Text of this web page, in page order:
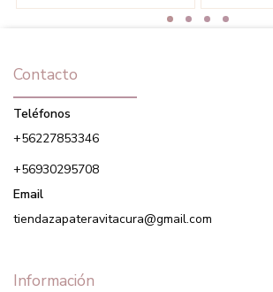
Contacto
Teléfonos
+56227853346
+56930295708
Email
tiendazapateravitacura@gmail.com
Información